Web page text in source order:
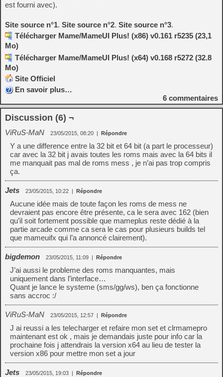
est fourni avec).
Site source n°1. Site source n°2. Site source n°3.
Télécharger Mame/MameUI Plus! (x86) v0.161 r5235 (23,1
Mo)
Télécharger Mame/MameUI Plus! (x64) v0.168 r5272 (32.8
Mo)
Site Officiel
En savoir plus…
6 commentaires
Discussion (6) ¬
ViRuS-MaN 23/05/2015, 08:20 | Répondre
Y a une difference entre la 32 bit et 64 bit (a part le processeur)
car avec la 32 bit j avais toutes les roms mais avec la 64 bits il
me manquait pas mal de roms mess , je n’ai pas trop compris
ça.
Jets 23/05/2015, 10:22 | Répondre
Aucune idée mais de toute façon les roms de mess ne
devraient pas encore être présente, ca le sera avec 162 (bien
qu’il soit fortement possible que mameplus reste dédié à la
partie arcade comme ca sera le cas pour plusieurs builds tel
que mameuifx qui l’a annoncé clairement).
bigdemon 23/05/2015, 11:09 | Répondre
J’ai aussi le probleme des roms manquantes, mais
uniquement dans l’interface…
Quant je lance le systeme (sms/gg/ws), ben ça fonctionne
sans accroc :/
ViRuS-MaN 23/05/2015, 12:57 | Répondre
J ai reussi a les telecharger et refaire mon set et clrmamepro
maintenant est ok , mais je demandais juste pour info car la
prochaine fois j attendrais la version x64 au lieu de tester la
version x86 pour mettre mon set a jour
Jets 23/05/2015, 19:03 | Répondre